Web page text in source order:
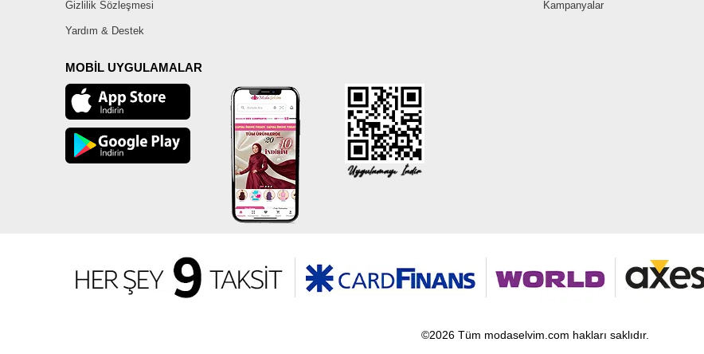
Gizlilik Sözleşmesi
Yardım & Destek
Kampanyalar
MOBİL UYGULAMALAR
©2026 Tüm modaselvim.com hakları saklıdır.